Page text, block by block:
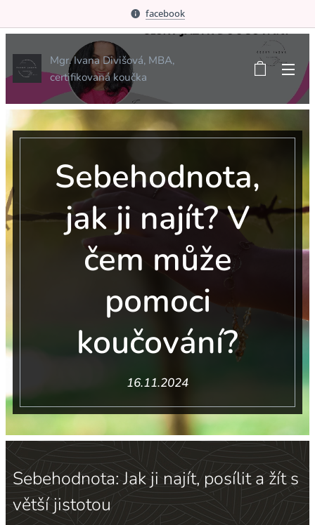
facebook
Mgr. Ivana Divišová, MBA,
certifikovaná koučka
Sebehodnota,
jak ji najít? V
čem může
pomoci
koučování?
16.11.2024
Sebehodnota: Jak ji najít, posílit a žít s
větší jistotou